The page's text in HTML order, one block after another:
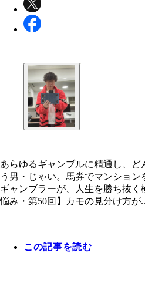
あらゆるギャンブルに精通し、ど
う男・じゃい。馬券でマンショ
ギャンブラーが、人生を勝ち抜
悩み・第50回】カモの見分け方が
この記事を読む